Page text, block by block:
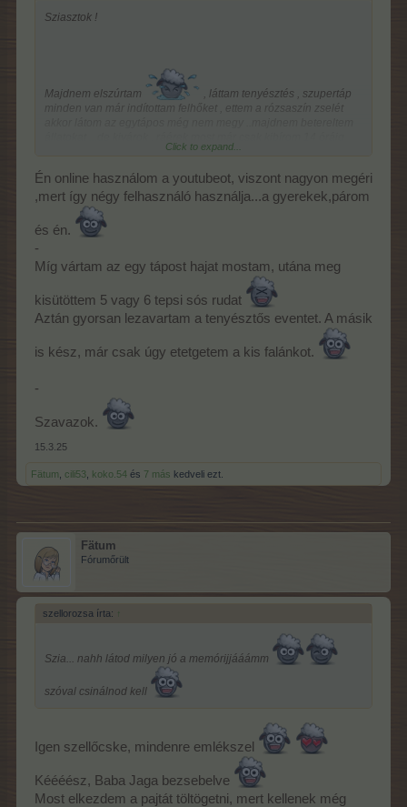
éhes, pedig csak egy pár kaja jár még neki. Most szerencsém
Sziasztok !
Majdnem elszúrtam
, láttam tenyésztés , szupertáp
minden van már indítottam felhőket , ettem a rózsaszín zselét
Nekem drága fiam letöltött valami másik zenelejátszót Youtube
helyett ..ott alapból nincs reklám
Én Metallicára használom a futópadot lendületben tartanak
Drága Anna
Jobbulást lánykádnak
Én 20 játékot játszottam eddig . most fogok aratni , előtte
bónusz , így 11 növényt aratok földekként
Így most kicsit könnyebb lesz
Click to expand...
Én online használom a youtubeot, viszont nagyon megéri
,mert így négy felhasználó használja...a gyerekek,párom
és én.
-
Míg vártam az egy tápost hajat mostam, utána meg
kisütöttem 5 vagy 6 tepsi sós rudat
Aztán gyorsan lezavartam a tenyésztős eventet. A másik
is kész, már csak úgy etetgetem a kis falánkot.
-
Szavazok.
15.3.25
Fätum cili53 koko.54 és 7 más kedveli ezt.
Fätum
Fórumőrült
szellorozsa írta: ↑
Szia... nahh látod milyen jó a memórijjááámm
szóval csinálnod kell
Igen szellőcske, mindenre emlékszel
Kéééész, Baba Jaga bezsebelve
Most elkezdem a pajtát töltögetni, mert kellenek még